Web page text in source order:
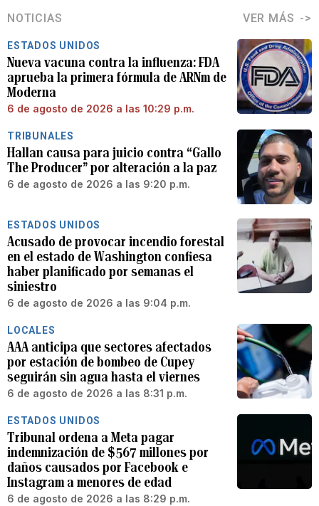
NOTICIAS VER MÁS
ESTADOS UNIDOS
Nueva vacuna contra la influenza: FDA
aprueba la primera fórmula de ARNm de
Moderna
6 de agosto de 2026 a las 10:29 p.m.
TRIBUNALES
Hallan causa para juicio contra “Gallo
The Producer” por alteración a la paz
6 de agosto de 2026 a las 9:20 p.m.
ESTADOS UNIDOS
Acusado de provocar incendio forestal
en el estado de Washington confiesa
haber planificado por semanas el
siniestro
6 de agosto de 2026 a las 9:04 p.m.
LOCALES
AAA anticipa que sectores afectados
por estación de bombeo de Cupey
seguirán sin agua hasta el viernes
6 de agosto de 2026 a las 8:31 p.m.
ESTADOS UNIDOS
Tribunal ordena a Meta pagar
indemnización de $567 millones por
daños causados por Facebook e
Instagram a menores de edad
6 de agosto de 2026 a las 8:29 p.m.